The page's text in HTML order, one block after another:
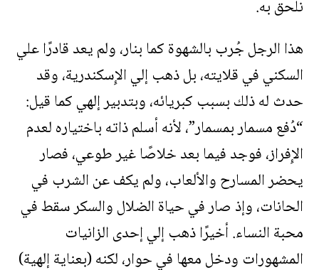
نلحق به.
هذا الرجل جُرب بالشهوة كما بنار، ولم يعد قادرًا علي
السكني في قلايته، بل ذهب إلي الإِسكندرية، وقد
حدث له ذلك بسبب كبريائه، وبتدبير إلهي كما قيل:
“دُفع مسمار بمسمار”، لأنه أسلم ذاته باختياره لعدم
الإِفراز، فوجد فيما بعد خلاصًا غير طوعي، فصار
يحضر المسارح والألعاب، ولم يكف عن الشرب في
الحانات، وإذ صار في حياة الضلال والسكر سقط في
محبة النساء. أخيرًا ذهب إلي إحدى الزانيات
المشهورات ودخل معها في حوار، لكنه (بعناية إلهية)